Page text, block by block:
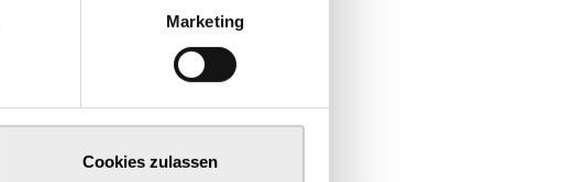
Marketing
Cookies zulassen